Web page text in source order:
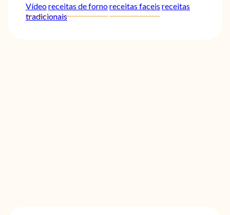
Vídeoreceitas de fornoreceitas faceis receitas
tradicionais